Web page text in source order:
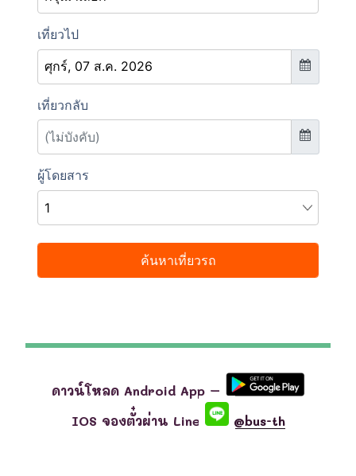
ดาวน์โหลด Android App –
IOS จองตั๋วผ่าน Line
@bus-th